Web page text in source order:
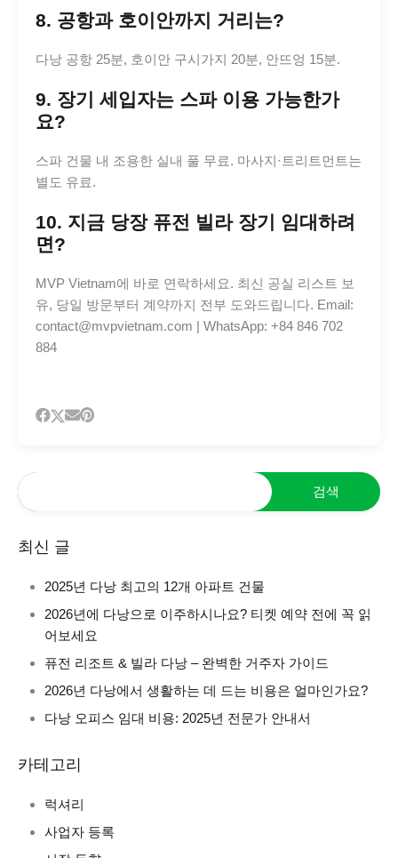
8. 공항과 호이안까지 거리는?
다낭 공항 25분, 호이안 구시가지 20분, 안뜨엉 15분.
9. 장기 세입자는 스파 이용 가능한가
요?
스파 건물 내 조용한 실내 풀 무료. 마사지·트리트먼트는
별도 유료.
10. 지금 당장 퓨전 빌라 장기 임대하려
면?
MVP Vietnam에 바로 연락하세요. 최신 공실 리스트 보
유, 당일 방문부터 계약까지 전부 도와드립니다. Email:
contact@mvpvietnam.com | WhatsApp: +84 846 702
884
최신 글
2025년 다낭 최고의 12개 아파트 건물
2026년에 다낭으로 이주하시나요? 티켓 예약 전에 꼭 읽
어보세요
퓨전 리조트 & 빌라 다낭 – 완벽한 거주자 가이드
2026년 다낭에서 생활하는 데 드는 비용은 얼마인가요?
다낭 오피스 임대 비용: 2025년 전문가 안내서
카테고리
럭셔리
사업자 등록